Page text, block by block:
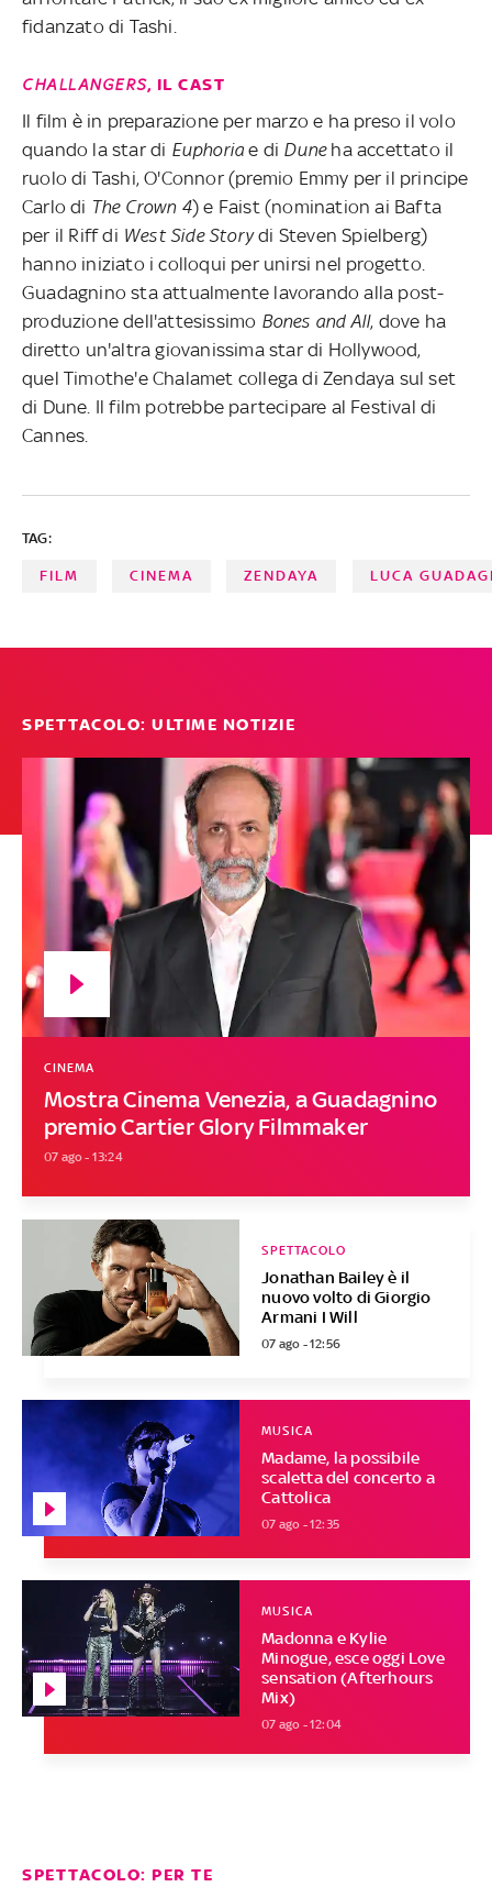
fidanzato di Tashi.
CHALLANGERS, IL CAST
Il film è in preparazione per marzo e ha preso il volo
quando la star di Euphoriae di Duneha accettato il
ruolo di Tashi, O'Connor (premio Emmy per il principe
Carlo di The Crown 4) e Faist (nomination ai Bafta
per il Riff di West Side Storydi Steven Spielberg)
hanno iniziato i colloqui per unirsi nel progetto.
Guadagnino sta attualmente lavorando alla post-
produzione dell'attesissimo Bones and All, dove ha
diretto un'altra giovanissima star di Hollywood,
quel Timothe'e Chalamet collega di Zendaya sul set
di Dune. Il film potrebbe partecipare al Festival di
Cannes.
TAG:
FILM CINEMA ZENDAYA LUCA
SPETTACOLO: ULTIME NOTIZIE
Mostra Cinema Venezia, a Guadagnino
premio Cartier Glory Filmmaker
CINEMA
07 ago - 13:24
Jonathan Bailey è il
nuovo volto di Giorgio
Armani I Will
SPETTACOLO
07 ago - 12:56
Madame, la possibile
scaletta del concerto a
Cattolica
MUSICA
07 ago - 12:35
Madonna e Kylie
Minogue, esce oggi Love
sensation (Afterhours
Mix)
MUSICA
07 ago - 12:04
SPETTACOLO: PER TE